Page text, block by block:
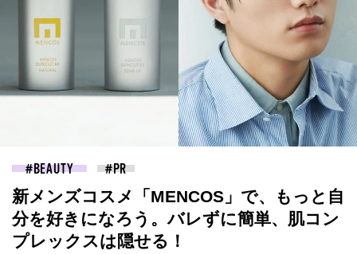
BEAUTY
新メンズコスメ「MENCOS」で、もっと自
分を好きになろう。バレずに簡単、肌コン
プレックスは隠せる！